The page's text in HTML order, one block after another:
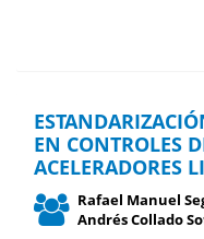
EN CONTROLES
ACELERADORES
Rafael Manuel
Andrés Collado